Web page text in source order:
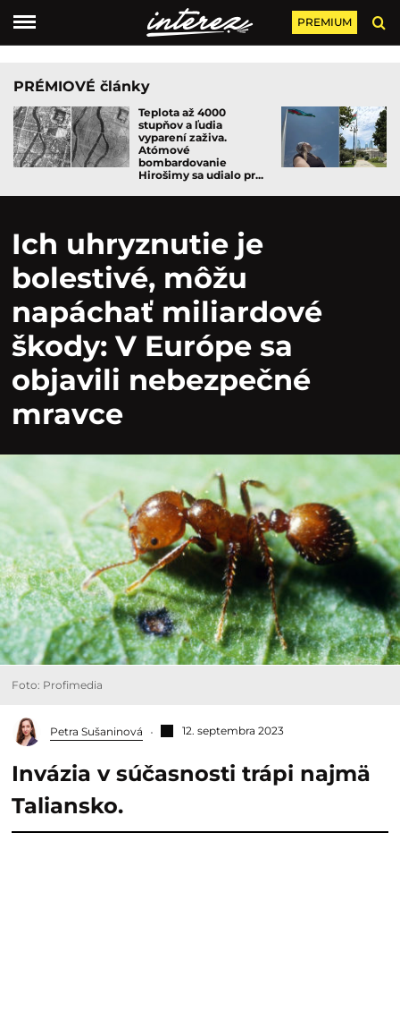
PREMIUM
PRÉMIOVÉ články
Teplota až 4000
stupňov a ľudia
vyparení zaživa.
Atómové
bombardovanie
Hirošimy sa udialo pr...
Ich uhryznutie je
bolestivé, môžu
napáchať miliardové
škody: V Európe sa
objavili nebezpečné
mravce
Foto: Profimedia
Petra Sušaninová 12. septembra 2023
Invázia v súčasnosti trápi najmä
Taliansko.